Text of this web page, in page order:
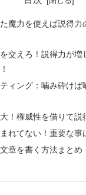
魔力を使えば説得力
交えろ！説得力が増
ィング：噛み砕けば
！権威性を借りて説
れてない！重要な事
章を書く方法まとめ